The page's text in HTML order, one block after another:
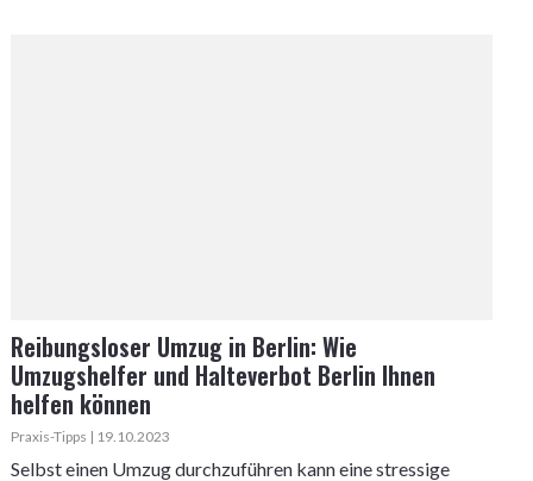
Reibungsloser Umzug in Berlin: Wie
Umzugshelfer und Halteverbot Berlin Ihnen
helfen können
Praxis-Tipps | 19.10.2023
Selbst einen Umzug durchzuführen kann eine stressige